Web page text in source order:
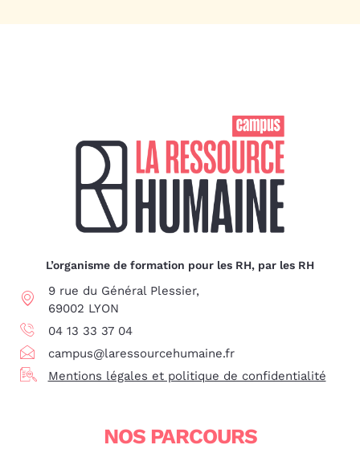
L’organisme de formation pour les RH, par les RH
9 rue du Général Plessier,
69002 LYON
04 13 33 37 04
campus@laressourcehumaine.fr
Mentions légales et politique de confidentialité
NOS PARCOURS